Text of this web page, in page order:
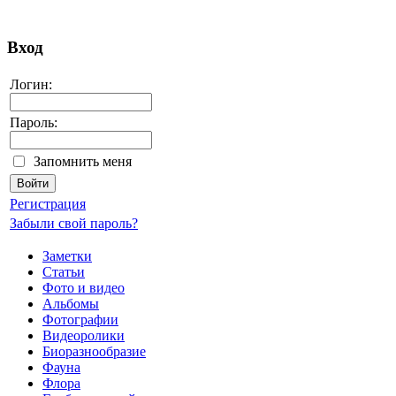
Вход
Логин:
Пароль:
Запомнить меня
Регистрация
Забыли свой пароль?
Заметки
Статьи
Фото и видео
Альбомы
Фотографии
Видеоролики
Биоразнообразие
Фауна
Флора